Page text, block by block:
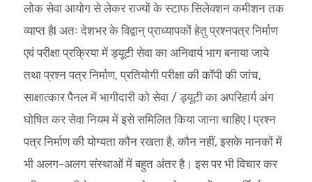
लोक सेवा आयोग से लेकर राज्यों के स्टाफ सिलेक्शन कमीशन तक
व्याप्त हैI अतः देशभर के विद्वान् प्राध्यापकों हेतु प्रश्नपत्र निर्माण
एवं परीक्षा प्रक्रिया में ड्यूटी सेवा का अनिवार्य भाग बनाया जाये
तथा प्रश्न पत्र निर्माण, प्रतियोगी परीक्षा की कॉपी की जांच,
साक्षात्कार पैनल में भागीदारी को सेवा / ड्यूटी का अपरिहार्य अंग
घोषित कर सेवा नियम में इसे समिलित किया जाना चाहिए I प्रश्न
पत्र निर्माण की योग्यता कौन रखता है, कौन नहीं, इसके मानकों में
भी अलग-अलग संस्थाओं में बहुत अंतर है। इस पर भी विचार कर